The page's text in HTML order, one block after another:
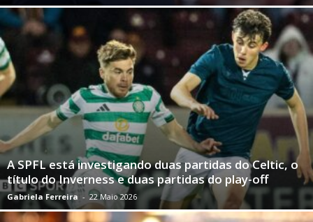
A SPFL está investigando duas partidas do Celtic, o
título do Inverness e duas partidas do play-off
Gabriela Ferreira - 22 Maio 2026